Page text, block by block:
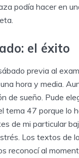
podía hacer en
el éxito
previa al
hora y media.
de sueño. Pude
tema 47 porque lo
de mi particular
Los textos de
reconocí al